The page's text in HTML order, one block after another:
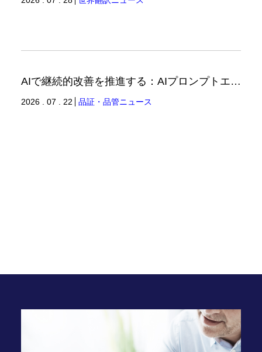
AIで継続的改善を推進する：AIプロンプトエンジニアリングへの品質思考の適用-2（品証品管ニュース）
2026 . 07 . 22 品証・品管ニュース